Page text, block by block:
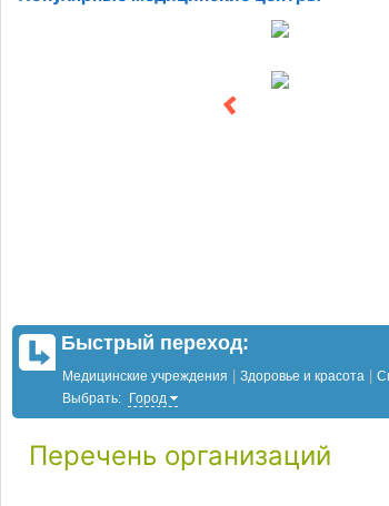
Быстрый переход:
Медицинские учреждения Здоровье и красота
Выбрать:
Город
Перечень организаций